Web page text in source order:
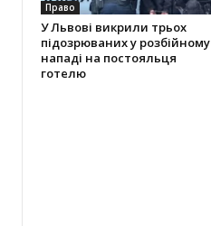
Право
У Львові викрили трьох
підозрюваних у розбійному
нападі на постояльця
готелю